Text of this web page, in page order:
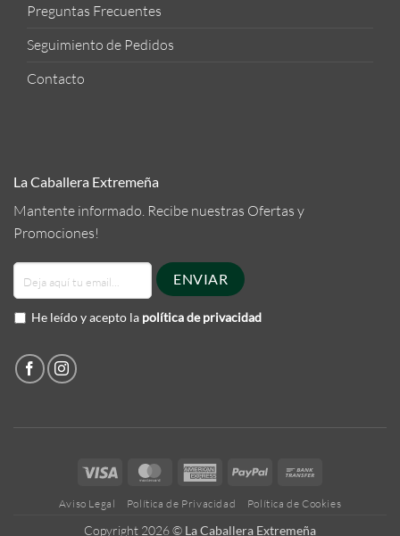
La Caballera Extremeña
Mantente informado. Recibe nuestras Ofertas y
Promociones!
He leído y acepto la política de privacidad
Preguntas Frecuentes
Seguimiento de Pedidos
Contacto
Visa MasterCardAmericanPayPal
Aviso Legal Política de Privacidad Política de Cookies
Copyright 2026 © La Caballera Extremeña